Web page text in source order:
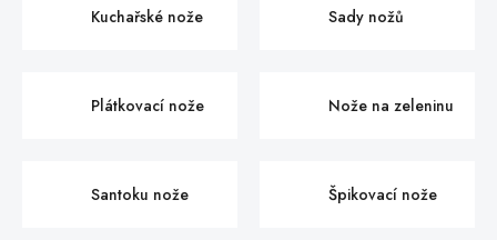
Kuchařské nože Sady nožů
Plátkovací nože Nože na zeleninu
Santoku nože Špikovací nože